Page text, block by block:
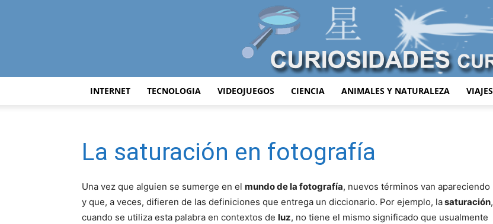
Curiosas
INTERNET TECNOLOGIA VIDEOJUEGOS CIENCIA ANIMALES Y NATURALEZA VIAJES
La saturación en fotografía
Una vez que alguien se sumerge en el mundo de la fotografía, nuevos términos van apareciendo
y que, a veces, difieren de las definiciones que entrega un diccionario. Por ejemplo, lasaturación,
cuando se utiliza esta palabra en contextos de luz, no tiene el mismo significado que usualmente